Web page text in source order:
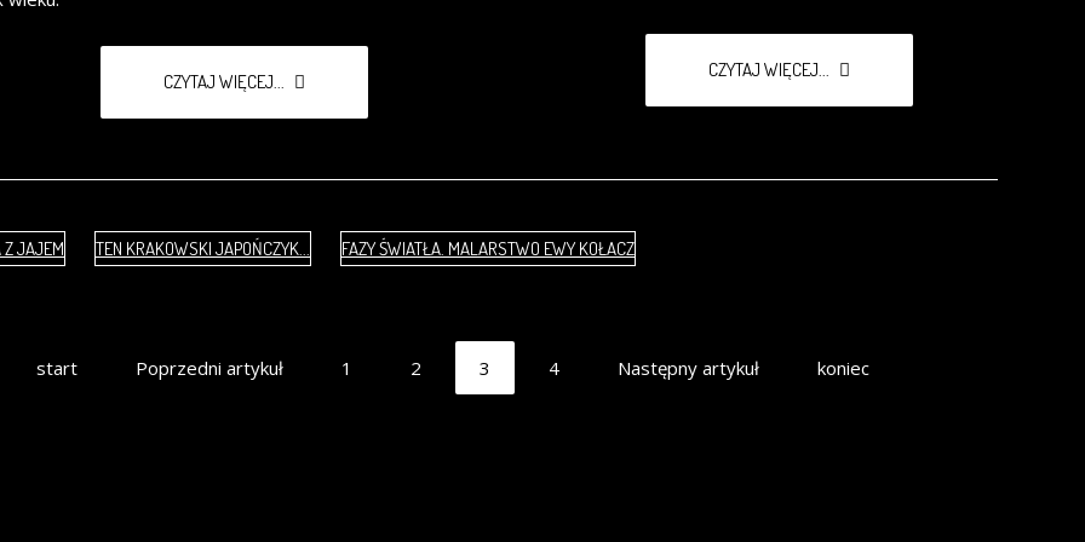
CZYTAJ WIĘCEJ...
CZYTAJ WIĘCEJ...
Z JAJEM TEN KRAKOWSKI JAPOŃCZYK... FAZY ŚWIATŁA. MALARSTWO EWY KOŁACZ
start Poprzedni artykuł 1 2 3 4 Następny artykuł koniec